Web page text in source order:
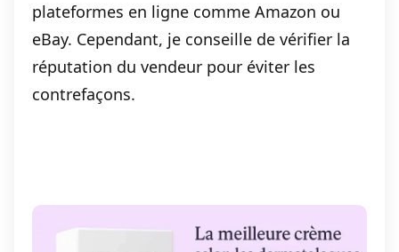
plateformes en ligne comme Amazon ou
eBay. Cependant, je conseille de vérifier la
réputation du vendeur pour éviter les
contrefaçons.